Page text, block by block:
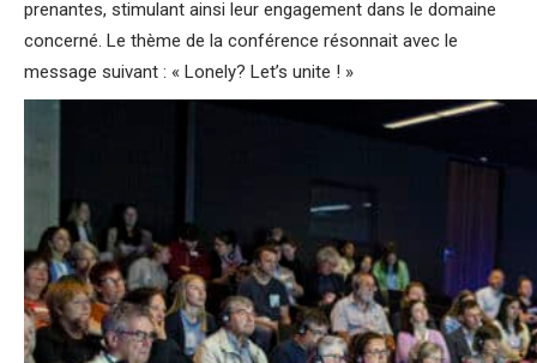
prenantes, stimulant ainsi leur engagement dans le domaine
concerné. Le thème de la conférence résonnait avec le
message suivant : « Lonely? Let’s unite ! »